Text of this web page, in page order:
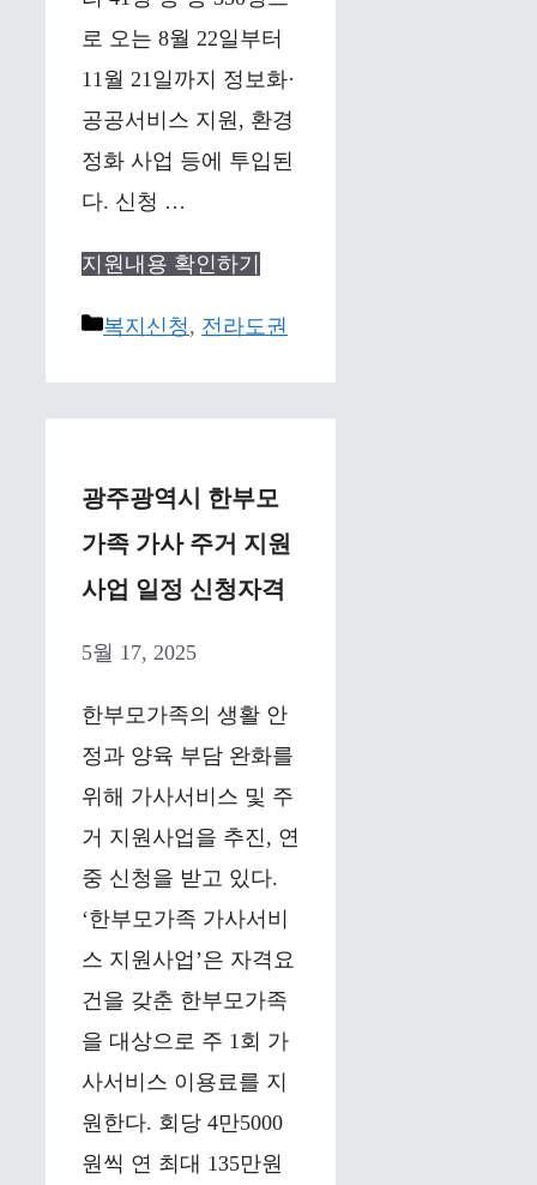
로 오는 8월 22일부터
11월 21일까지 정보화·
공공서비스 지원, 환경
정화 사업 등에 투입된
다. 신청 …
지원내용 확인하기
Categories
복지신청, 전라도권
광주광역시 한부모
가족 가사 주거 지원
사업 일정 신청자격
5월 17, 2025
한부모가족의 생활 안
정과 양육 부담 완화를
위해 가사서비스 및 주
거 지원사업을 추진, 연
중 신청을 받고 있다.
‘한부모가족 가사서비
스 지원사업’은 자격요
건을 갖춘 한부모가족
을 대상으로 주 1회 가
사서비스 이용료를 지
원한다. 회당 4만5000
원씩 연 최대 135만원